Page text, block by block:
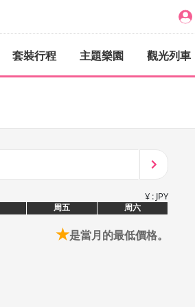
套裝行程 主題樂園 觀光列車
¥ : JPY
周五 周六
★是當月的最低價格。